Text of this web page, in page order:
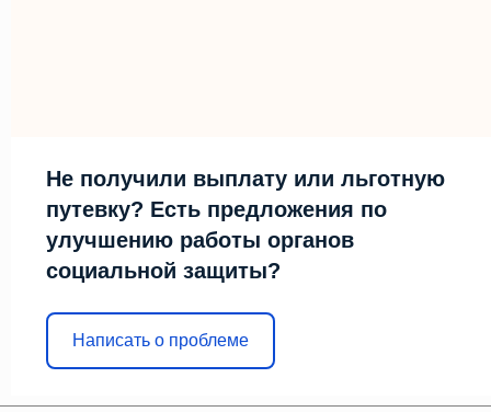
Не получили выплату или льготную
путевку? Есть предложения по
улучшению работы органов
социальной защиты?
Написать о проблеме